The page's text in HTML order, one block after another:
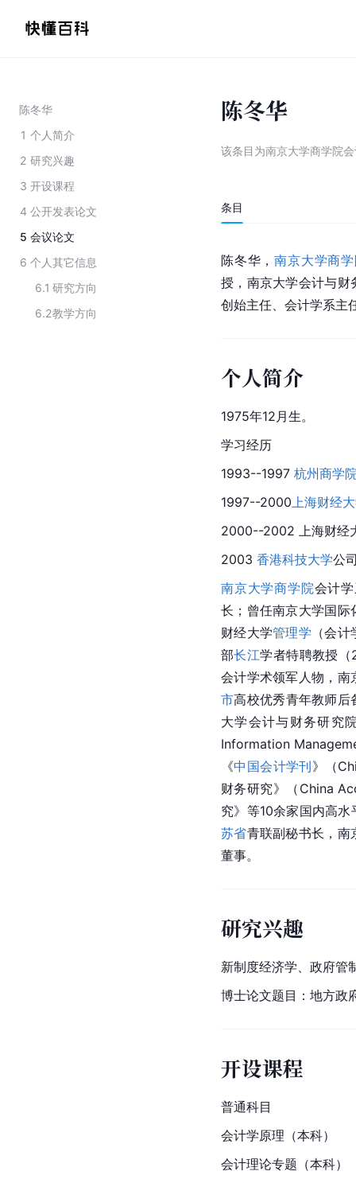
陈冬华
1 个人简介
2 研究兴趣
3 开设课程
4 公开发表论文
5 会议论文
6 个人其它信息
6.1 研究方向
6.2教学方向
陈冬华
该条目为南京大学商学院
条目
陈冬华，南京大学商
授，南京大学会计与财
创始主任、会计学系主
个人简介
1975年12月生。
学习经历
1993--1997 杭州商学
1997--2000 上海财经
2000--2002 上海财经
2003 香港科技大学公
南京大学商学院会计
长；曾任南京大学国际
财经大学管理学 （会
部长江学者特聘教授
会计学术领军人物，
市高校优秀青年教师
大学会计与财务研究
Information
《中国会计学刊》（
财务研究》（China
究》等10余家国内高
苏省青联副秘书长，南
董事。
研究兴趣
新制度经济学、政府管
博士论文题目：地方政
开设课程
普通科目
会计学原理（本科）
会计理论专题（本科）